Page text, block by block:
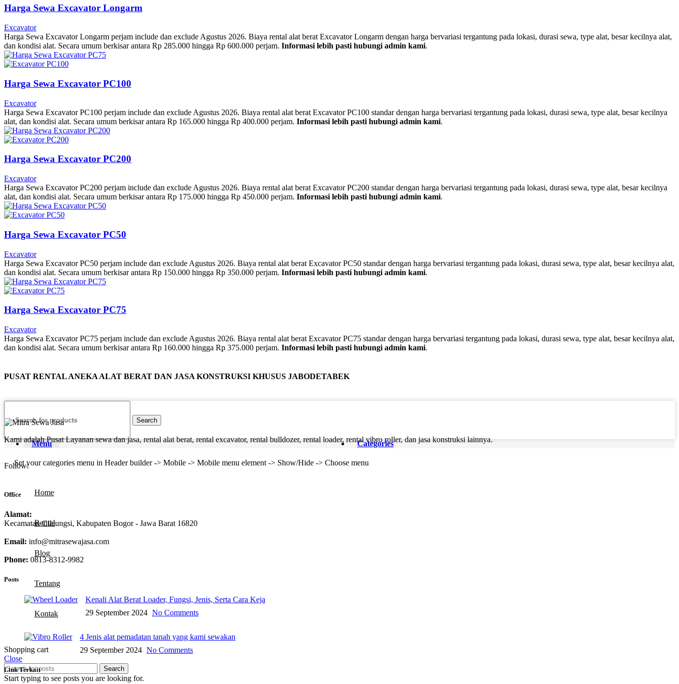
Harga Sewa Excavator Longarm
Excavator
Harga Sewa Excavator Longarm perjam include dan exclude Agustus 2026. Biaya rental alat berat Excavator Longarm dengan harga bervariasi tergantung pada lokasi, durasi sewa, type alat, besar kecilnya alat,
dan kondisi alat. Secara umum berkisar antara Rp 285.000 hingga Rp 600.000 perjam. Informasi lebih pasti hubungi admin kami.
Harga Sewa Excavator PC100
Excavator
Harga Sewa Excavator PC100 perjam include dan exclude Agustus 2026. Biaya rental alat berat Excavator PC100 standar dengan harga bervariasi tergantung pada lokasi, durasi sewa, type alat, besar kecilnya
alat, dan kondisi alat. Secara umum berkisar antara Rp 165.000 hingga Rp 400.000 perjam. Informasi lebih pasti hubungi admin kami.
Harga Sewa Excavator PC200
Excavator
Harga Sewa Excavator PC200 perjam include dan exclude Agustus 2026. Biaya rental alat berat Excavator PC200 standar dengan harga bervariasi tergantung pada lokasi, durasi sewa, type alat, besar kecilnya
alat, dan kondisi alat. Secara umum berkisar antara Rp 175.000 hingga Rp 450.000 perjam. Informasi lebih pasti hubungi admin kami.
Harga Sewa Excavator PC50
Excavator
Harga Sewa Excavator PC50 perjam include dan exclude Agustus 2026. Biaya rental alat berat Excavator PC50 standar dengan harga bervariasi tergantung pada lokasi, durasi sewa, type alat, besar kecilnya alat,
dan kondisi alat. Secara umum berkisar antara Rp 150.000 hingga Rp 350.000 perjam. Informasi lebih pasti hubungi admin kami.
Harga Sewa Excavator PC75
Excavator
Harga Sewa Excavator PC75 perjam include dan exclude Agustus 2026. Biaya rental alat berat Excavator PC75 standar dengan harga bervariasi tergantung pada lokasi, durasi sewa, type alat, besar kecilnya alat,
dan kondisi alat. Secara umum berkisar antara Rp 160.000 hingga Rp 375.000 perjam. Informasi lebih pasti hubungi admin kami.
PUSAT RENTAL ANEKA ALAT BERAT DAN JASA KONSTRUKSI KHUSUS JABODETABEK
Kami adalah Pusat Layanan sewa dan jasa, rental alat berat, rental excavator, rental bulldozer, rental loader, rental vibro roller, dan jasa konstruksi lainnya.
Follow:
Office
Alamat:
Kecamatan Cileungsi, Kabupaten Bogor - Jawa Barat 16820
Email: info@mitrasewajasa.com
Phone: 0813-8312-9982
Posts
Kenali Alat Berat Loader, Fungsi, Jenis, Serta Cara Keja
29 September 2024 No Comments
4 Jenis alat pemadatan tanah yang kami sewakan
29 September 2024 No Comments
Link Terkait
Search
Menu Categories
Set your categories menu in Header builder -> Mobile -> Mobile menu element -> Show/Hide -> Choose menu
Home
Rental
Blog
Tentang
Kontak
Shopping cart
Close
Search
Start typing to see posts you are looking for.